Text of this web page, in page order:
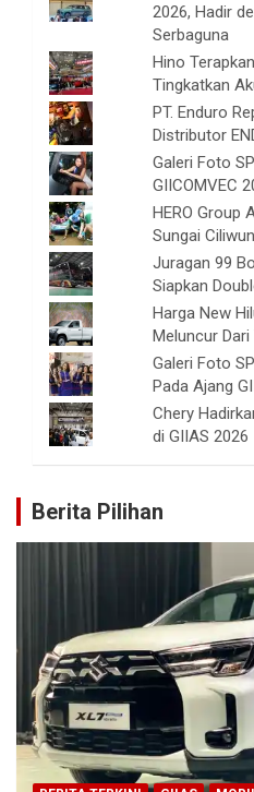
2026, Hadir
Serbaguna
Hino
Tingkatkan
PT. Enduro
Distributor
Galeri Foto
GIICOMVEC
HERO Group
Sungai
Juragan 99
Siapkan
Harga New
Meluncur
Galeri Foto
Pada Ajang
Chery
di GIIAS 2026
Berita Pilihan